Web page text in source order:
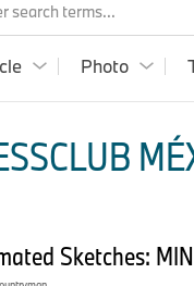
search terms...
Photo
Sketches: